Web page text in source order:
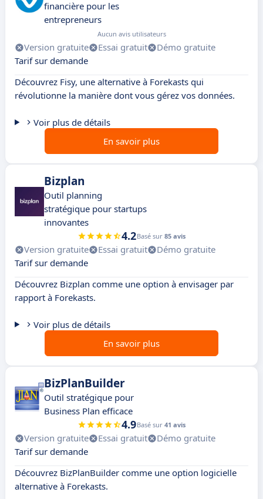
financière pour les
entrepreneurs
Aucun avis utilisateurs
Version gratuite Essai gratuit
Démo gratuite
Tarif sur demande
Découvrez Fisy, une alternative à Forekasts qui
révolutionne la manière dont vous gérez vos données.
Voir plus de détails
En savoir plus
Bizplan
Outil planning
stratégique pour startups
innovantes
4.2Basé sur 85 avis
Version gratuite Essai gratuit
Démo gratuite
Tarif sur demande
Découvrez Bizplan comme une option à envisager par
rapport à Forekasts.
Voir plus de détails
En savoir plus
BizPlanBuilder
Outil stratégique pour
Business Plan efficace
4.9Basé sur 41 avis
Version gratuite Essai gratuit
Démo gratuite
Tarif sur demande
Découvrez BizPlanBuilder comme une option logicielle
alternative à Forekasts.